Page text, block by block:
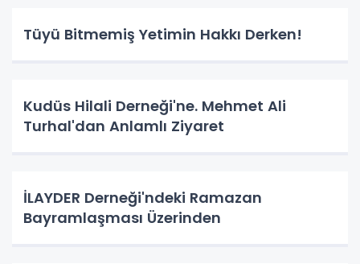
Tüyü Bitmemiş Yetimin Hakkı Derken!
Kudüs Hilali Derneği'ne. Mehmet Ali
Turhal'dan Anlamlı Ziyaret
İLAYDER Derneği'ndeki Ramazan
Bayramlaşması Üzerinden